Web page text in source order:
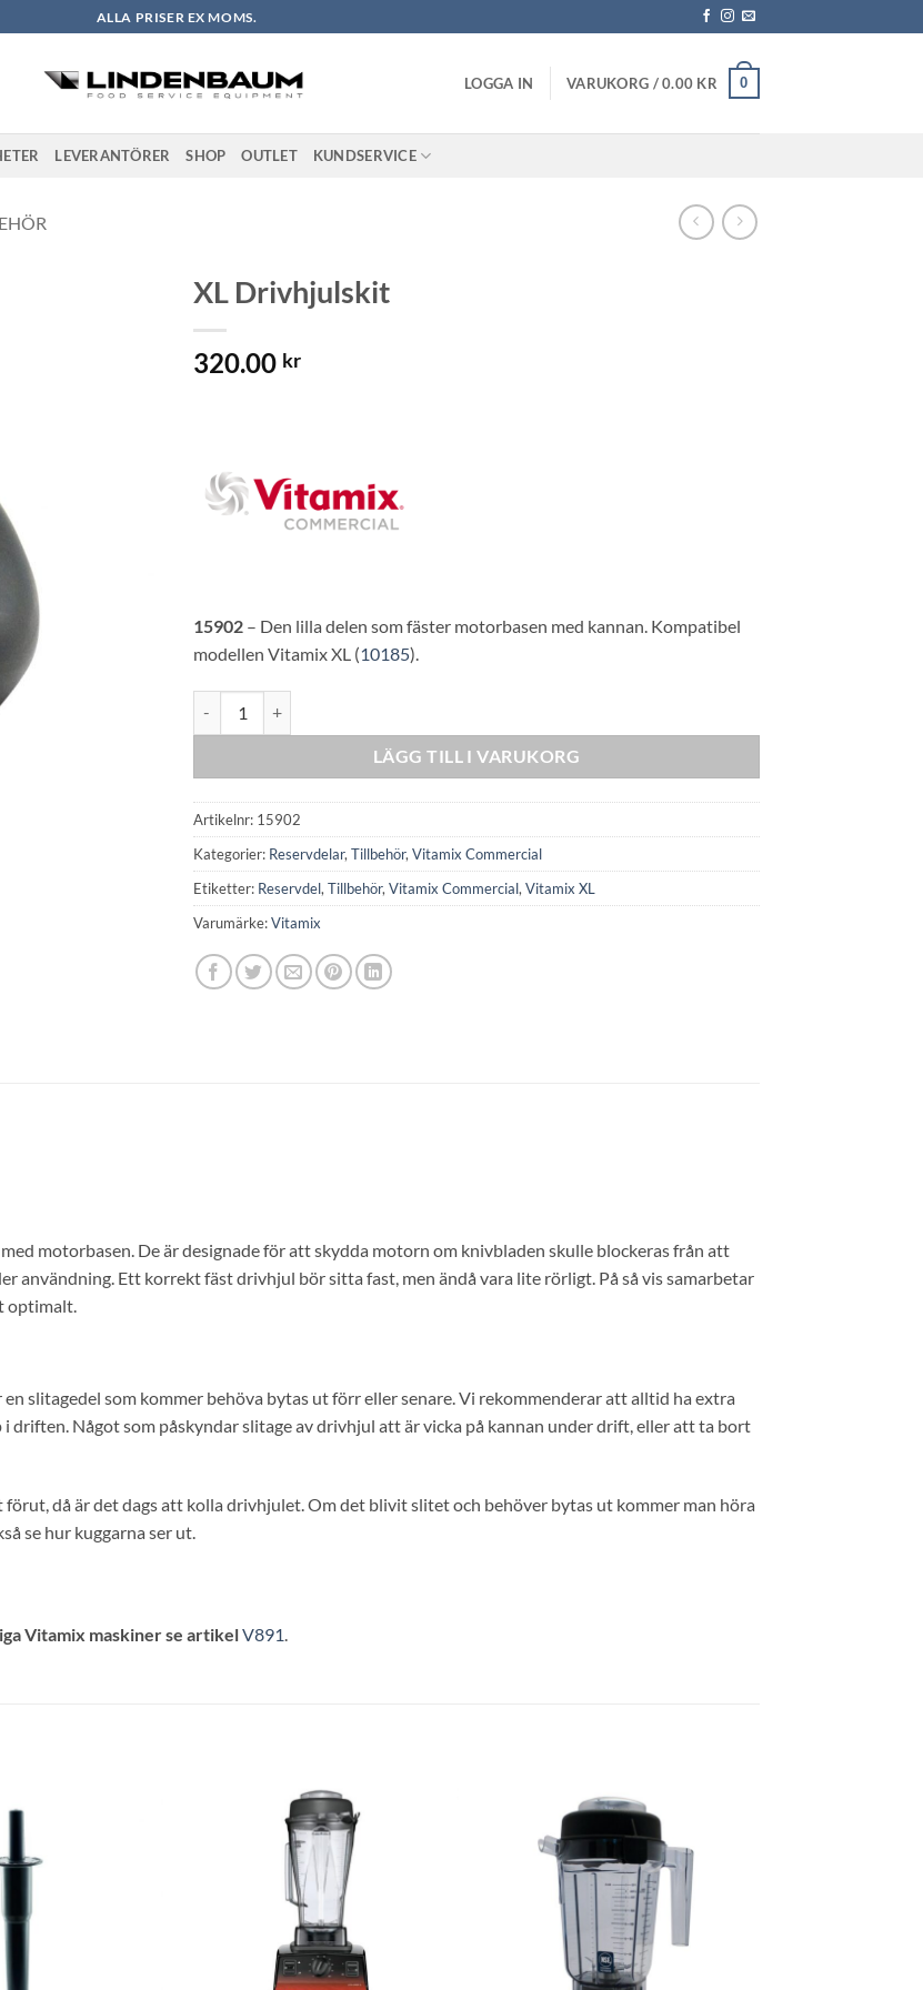
ALLA PRISER EX MOMS.
LOGGA IN VARUKORG /0.00 KR 0
LEVERANTÖRER SHOP OUTLET KUNDSERVICE
XL Drivhjulskit
320.00 kr
15902 – Den lilla delen som fäster motorbasen med kannan. Kompatibel
modellen Vitamix XL (10185).
LÄGG TILL I VARUKORG
Artikelnr: 15902
Kategorier: Reservdelar, Tillbehör, Vitamix Commercial
Etiketter: Reservdel, Tillbehör, Vitamix Commercial, Vitamix XL
Varumärke:Vitamix
motorbasen. De är designade för att skydda motorn om knivbladen skulle blockeras från att
användning. Ett korrekt fäst drivhjul bör sitta fast, men ändå vara lite rörligt. På så vis samarbetar
optimalt.
slitagedel som kommer behöva bytas ut förr eller senare. Vi rekommenderar att alltid ha extra
driften. Något som påskyndar slitage av drivhjul att är vicka på kannan under drift, eller att ta bort
då är det dags att kolla drivhjulet. Om det blivit slitet och behöver bytas ut kommer man höra
se hur kuggarna ser ut.
Vitamix maskiner se artikelV891
önskelistan